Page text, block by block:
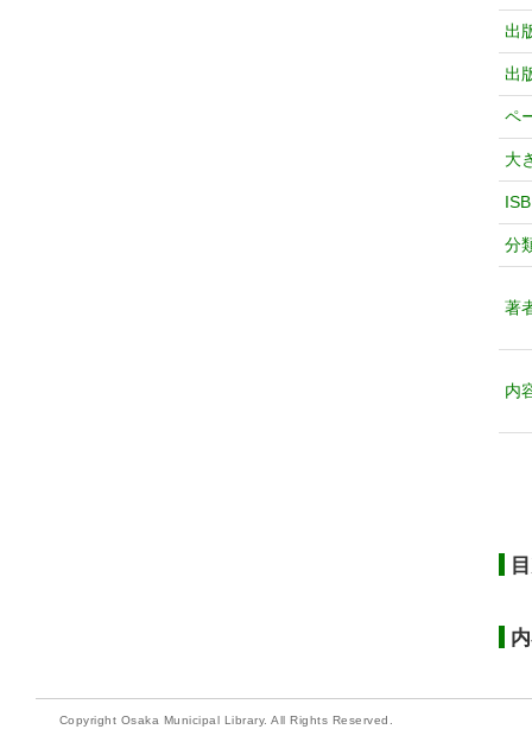
出
出
ペ
大
分
著
内
Copyright Osaka Municipal Library. All Rights Reserved.